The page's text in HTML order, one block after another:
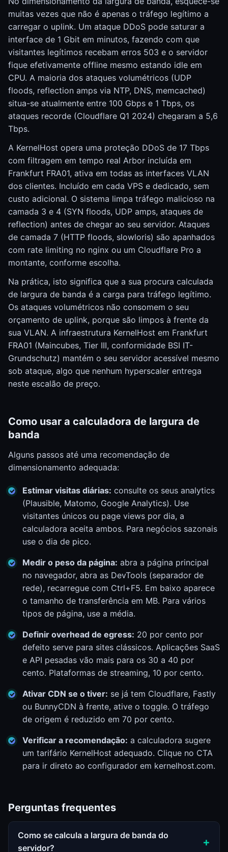
muitas vezes que não é apenas o tráfego legítimo a
carregar o uplink. Um ataque DDoS pode saturar a
interface de 1 Gbit em minutos, fazendo com que
visitantes legítimos recebam erros 503 e o servidor
fique efetivamente offline mesmo estando idle em
CPU. A maioria dos ataques volumétricos (UDP
floods, reflection amps via NTP, DNS, memcached)
situa-se atualmente entre 100 Gbps e 1 Tbps, os
ataques recorde (Cloudflare Q1 2024) chegaram a 5,6
Tbps.
A KernelHost opera uma proteção DDoS de 17 Tbps
com filtragem em tempo real Arbor incluída em
Frankfurt FRA01, ativa em todas as interfaces VLAN
dos clientes. Incluído em cada VPS e dedicado, sem
custo adicional. O sistema limpa tráfego malicioso na
camada 3 e 4 (SYN floods, UDP amps, ataques de
reflection) antes de chegar ao seu servidor. Ataques
de camada 7 (HTTP floods, slowloris) são apanhados
com rate limiting no nginx ou um Cloudflare Pro a
montante, conforme escolha.
Na prática, isto significa que a sua procura calculada
de largura de banda é a carga para tráfego legítimo.
Os ataques volumétricos não consomem o seu
orçamento de uplink, porque são limpos à frente da
sua VLAN. A infraestrutura KernelHost em Frankfurt
FRA01 (Maincubes, Tier III, conformidade BSI IT-
Grundschutz) mantém o seu servidor acessível mesmo
sob ataque, algo que nenhum hyperscaler entrega
neste escalão de preço.
Como usar a calculadora de largura de
banda
Alguns passos até uma recomendação de
dimensionamento adequada:
Estimar visitas diárias: consulte os seus analytics
(Plausible, Matomo, Google Analytics). Use
visitantes únicos ou page views por dia, a
calculadora aceita ambos. Para negócios sazonais
use o dia de pico.
Medir o peso da página: abra a página principal
no navegador, abra as DevTools (separador de
rede), recarregue com Ctrl+F5. Em baixo aparece
o tamanho de transferência em MB. Para vários
tipos de página, use a média.
Definir overhead de egress: 20 por cento por
defeito serve para sites clássicos. Aplicações SaaS
e API pesadas vão mais para os 30 a 40 por
cento. Plataformas de streaming, 10 por cento.
Ativar CDN se o tiver: se já tem Cloudflare, Fastly
ou BunnyCDN à frente, ative o toggle. O tráfego
de origem é reduzido em 70 por cento.
Verificar a recomendação: a calculadora sugere
um tarifário KernelHost adequado. Clique no CTA
para ir direto ao configurador em kernelhost.com.
Perguntas frequentes
Como se calcula a largura de banda do
servidor?